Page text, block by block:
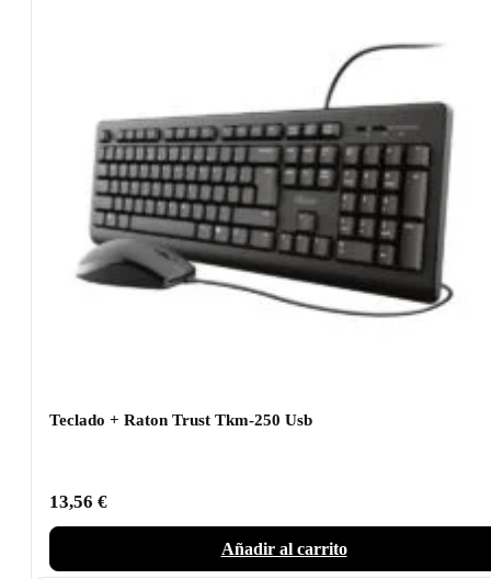
Teclado + Raton Trust Tkm-250 Usb
13,56 €
Añadir al carrito